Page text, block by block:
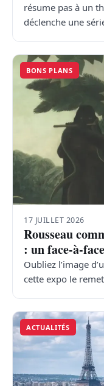
résume pas à un
déclenche une
BONS PLANS
17 JUILLET 2026
Rousseau
: un face-à-
Oubliez l’image
cette expo le
ACTUALITÉS